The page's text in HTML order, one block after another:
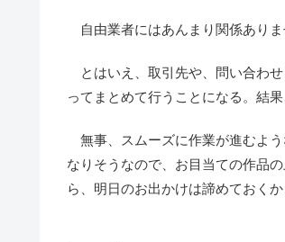
自由業者にはあんまり関係ありま
とはいえ、取引先や、問い合わ
ってまとめて行うことになる。結
無事、スムーズに作業が進むよ
なりそうなので、お目当ての作品
ら、明日のお出かけは諦めておく